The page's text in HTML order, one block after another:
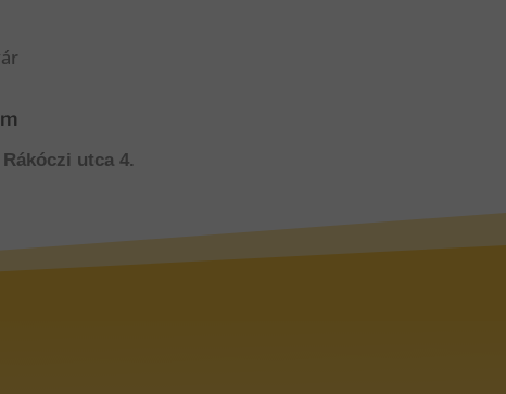
Rákóczi utca 4.